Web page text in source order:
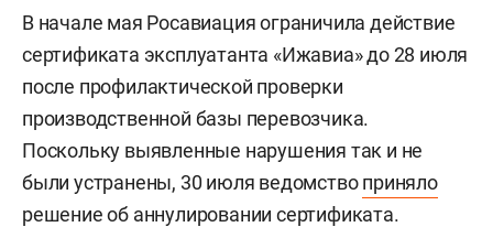
В начале мая Росавиация ограничила действие
сертификата эксплуатанта «Ижавиа» до 28 июля
после профилактической проверки
производственной базы перевозчика.
Поскольку выявленные нарушения так и не
были устранены, 30 июля ведомствоприняло
решение об аннулировании сертификата.